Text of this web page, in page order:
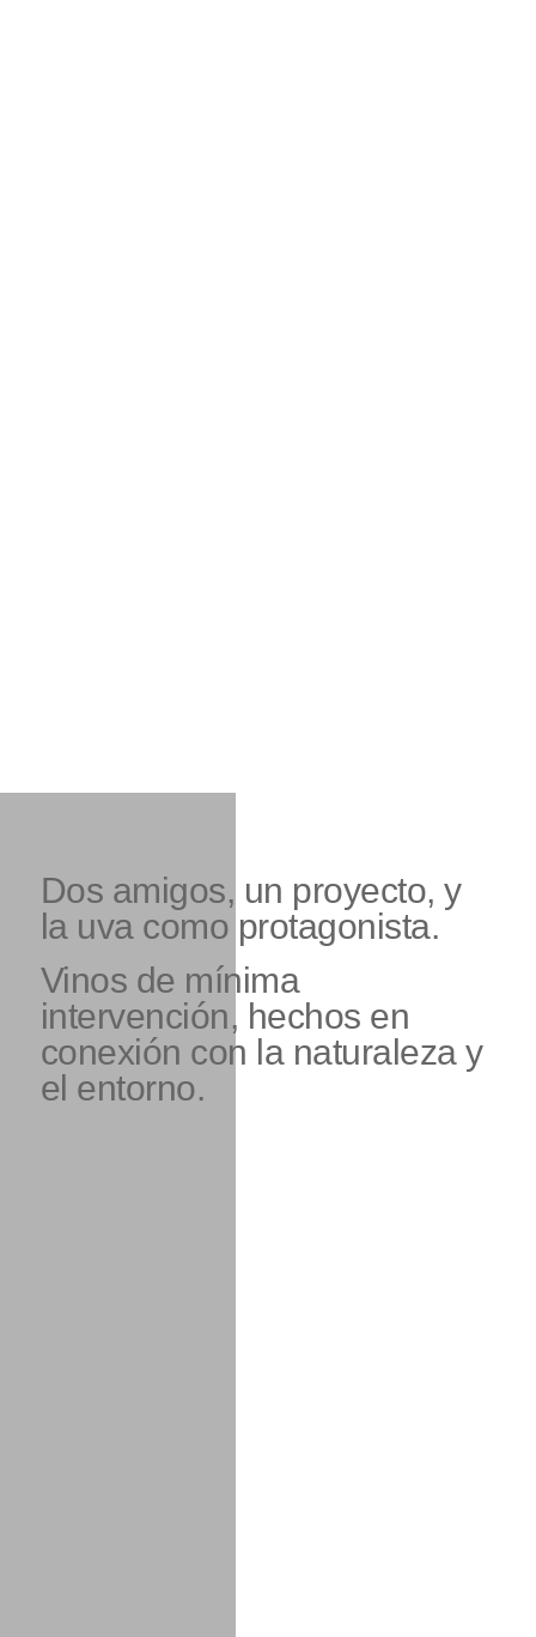
Dos amigos, un proyecto, y
la uva como protagonista.
Vinos de mínima
intervención, hechos en
conexión con la naturaleza y
el entorno.